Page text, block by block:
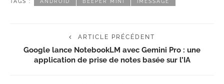
ARTICLE PRÉCÉDENT
Google lance NotebookLM avec Gemini Pro : une
application de prise de notes basée sur l’IA